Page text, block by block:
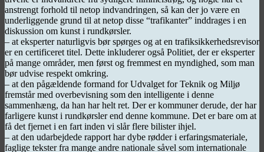
anstrengt forhold til netop indvandringen, så kan der jo være en
underliggende grund til at netop disse “trafikanter” inddrages i en
diskussion om kunst i rundkørsler.
– at eksperter naturligvis bør spørges og at en trafiksikkerhedsrevisor
er en certificeret titel. Dette inkluderer også Politiet, der er eksperter
på mange områder, men først og fremmest en myndighed, som man
bør udvise respekt omkring.
– at den pågældende formand for Udvalget for Teknik og Miljø
fremstår med overbevisning som den intelligente i denne
sammenhæng, da han har helt ret. Der er kommuner derude, der har
farligere kunst i rundkørsler end denne kommune. Det er bare om at
få det fjernet i en fart inden vi slår flere bilister ihjel.
– at den udarbejdede rapport har dybe rødder i erfaringsmateriale,
faglige tekster fra mange andre nationale såvel som internationale